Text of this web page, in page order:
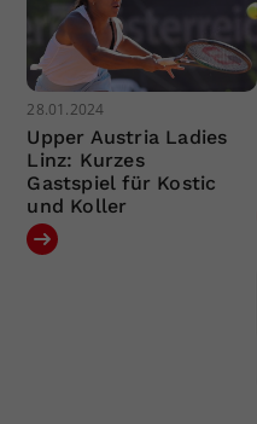
28.01.2024
Upper Austria Ladies
Linz: Kurzes
Gastspiel für Kostic
und Koller